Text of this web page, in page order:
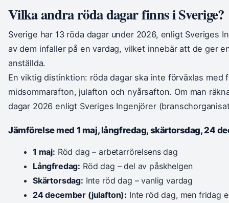
Vilka andra röda dagar finns i Sverige?
Sverige har 13 röda dagar under 2026, enligt Sveriges
av dem infaller på en vardag, vilket innebär att de ger
anställda.
En viktig distinktion: röda dagar ska inte förväxlas med
midsommarafton, julafton och nyårsafton. Om man
dagar 2026 enligt Sveriges Ingenjörer
Jämförelse med 1 maj, långfredag, skärtorsdag, 24
1 maj: Röd dag – arbetarrörelsens dag
Långfredag: Röd dag – del av påskhelgen
Skärtorsdag: Inte röd dag – vanlig vardag
24 december (julafton): Inte röd dag, men fridag